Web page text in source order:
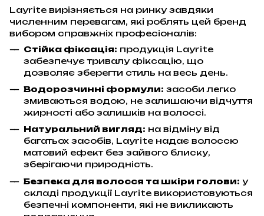
Layrite вирізняється на ринку завдяки
численним перевагам, які роблять цей бренд
вибором справжніх професіоналів:
Стійка фіксація: продукція Layrite
забезпечує тривалу фіксацію, що
дозволяє зберегти стиль на весь день.
Водорозчинні формули: засоби легко
змиваються водою, не залишаючи відчуття
жирності або залишків на волоссі.
Натуральний вигляд: на відміну від
багатьох засобів, Layrite надає волоссю
матовий ефект без зайвого блиску,
зберігаючи природність.
Безпека для волосся та шкіри голови: у
складі продукції Layrite використовуються
безпечні компоненти, які не викликають